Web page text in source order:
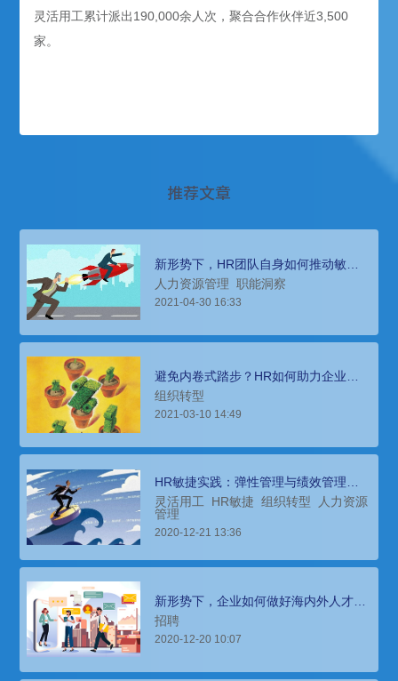
灵活用工累计派出190,000余人次，聚合合作伙伴近3,500
家。
推荐文章
新形势下，HR团队自身如何推动敏捷
与迭代？
人力资源管理 职能洞察
2021-04-30 16:33
避免内卷式踏步？HR如何助力企业破
局
组织转型
2021-03-10 14:49
HR敏捷实践：弹性管理与绩效管理的
层面
灵活用工 HR敏捷 组织转型
人力资源
管理
2020-12-21 13:36
新形势下，企业如何做好海内外人才的
获取与管理？
招聘
2020-12-20 10:07